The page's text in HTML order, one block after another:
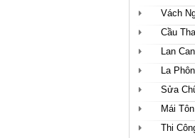
Vách
Cầu
Lan
La
Sửa
Mái
Thi